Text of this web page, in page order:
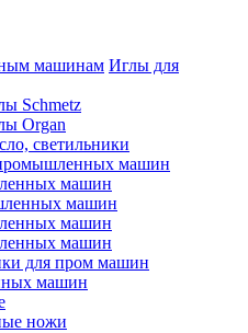
машинам Иглы для
Schmetz
Organ
светильники
машин
машин
машин
машин
машин
для пром машин
машин
ножи